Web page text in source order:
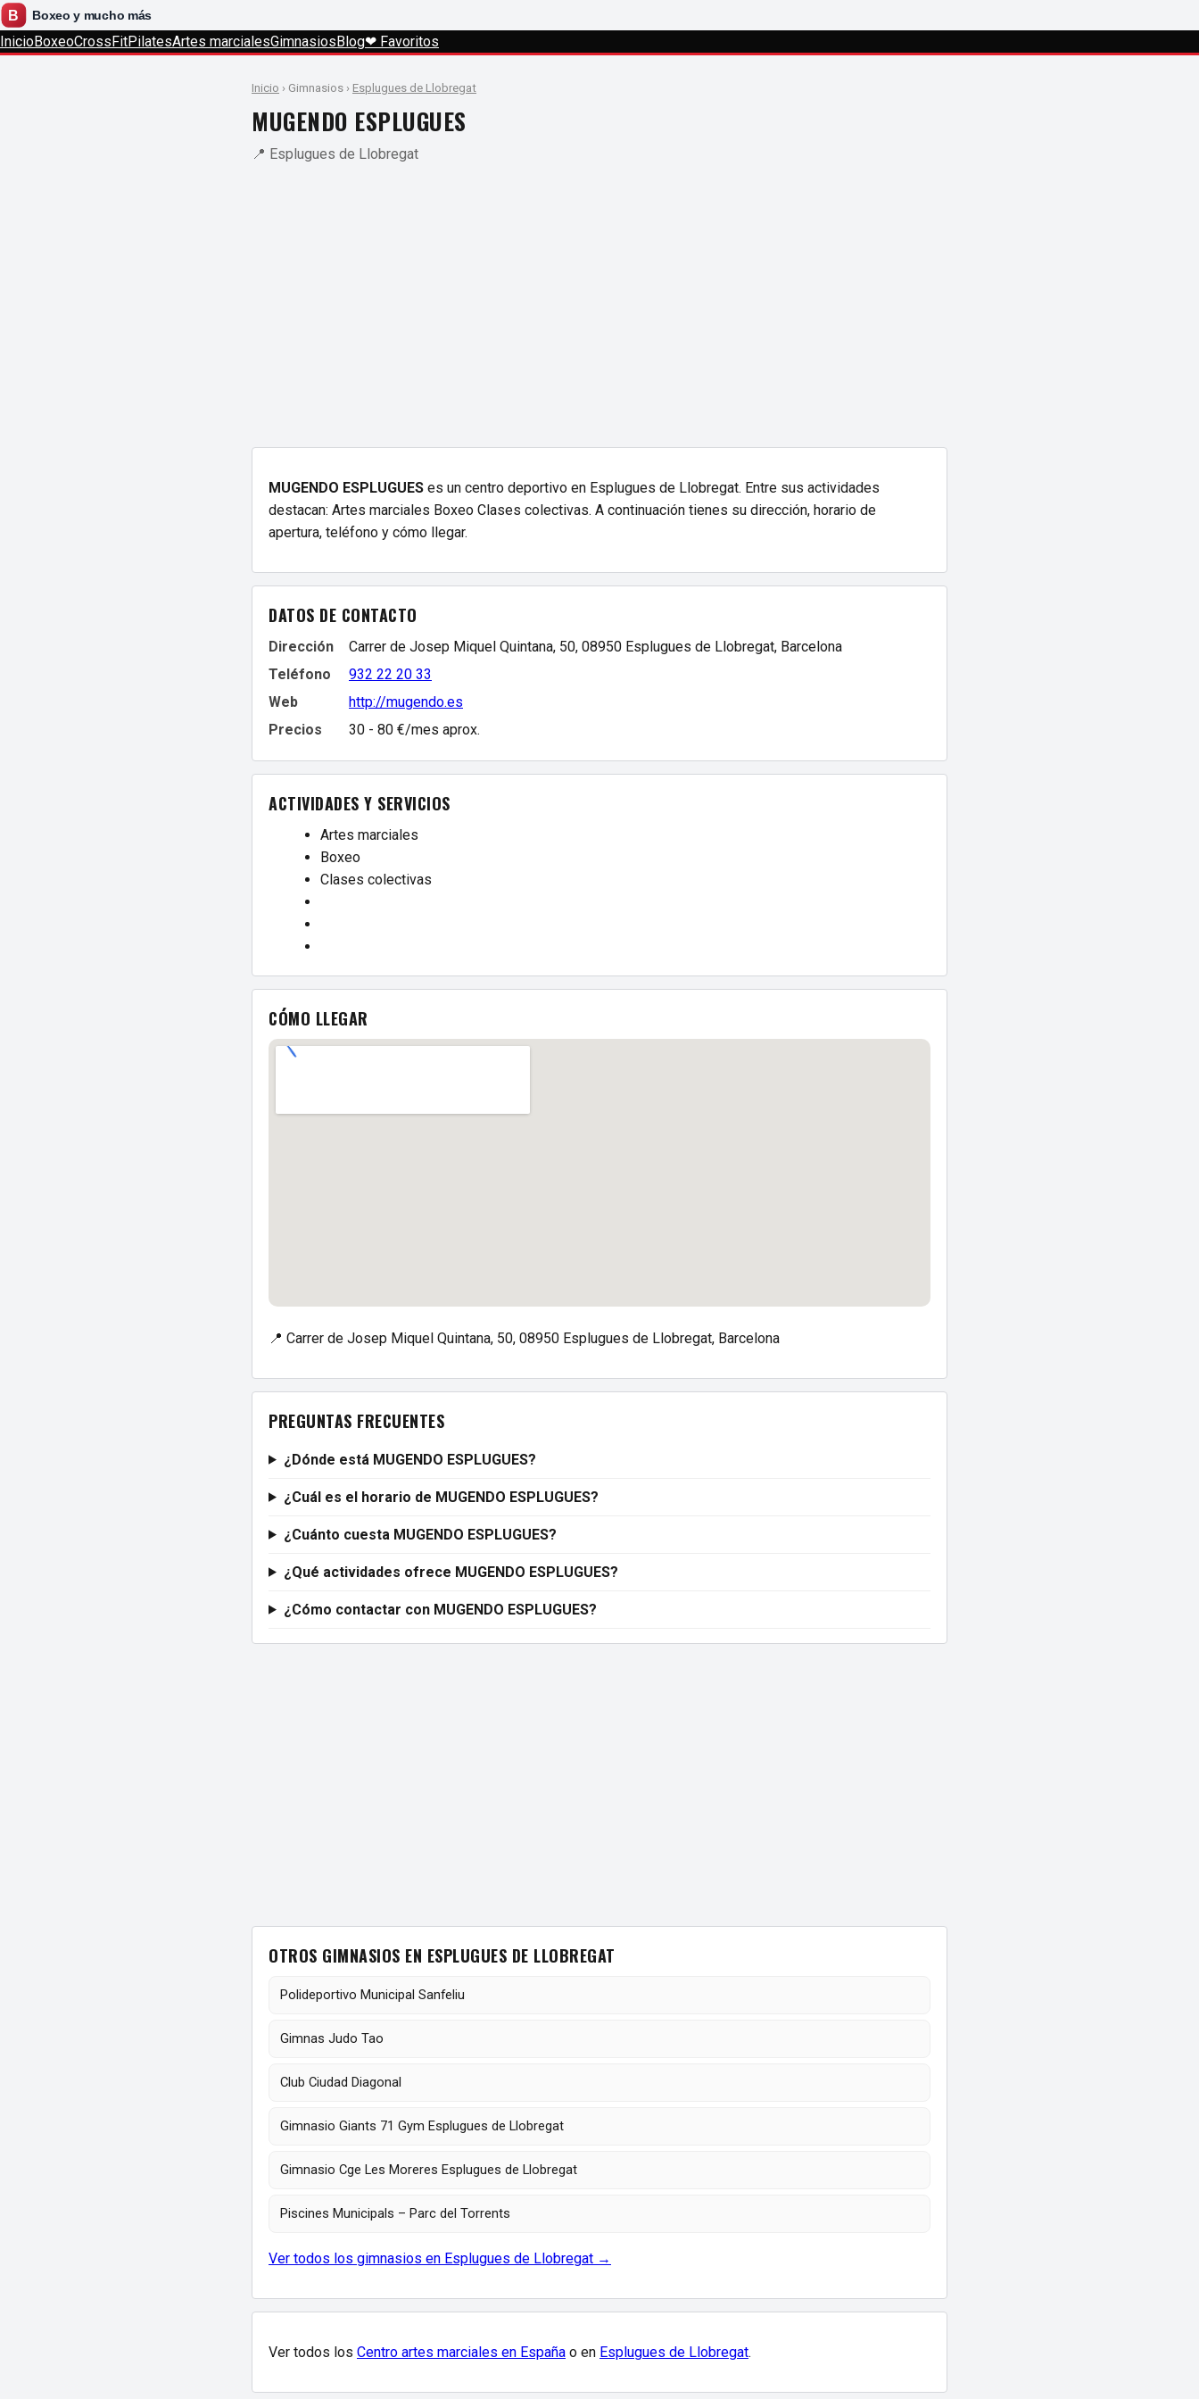
InicioBoxeoCrossFitPilatesArtes marcialesGimnasiosBlog❤ Favoritos
Inicio › Gimnasios › Esplugues de Llobregat
MUGENDO ESPLUGUES
📍 Esplugues de Llobregat
MUGENDO ESPLUGUES es un centro deportivo en Esplugues de Llobregat. Entre sus actividades
destacan: Artes marciales Boxeo Clases colectivas. A continuación tienes su dirección, horario de
apertura, teléfono y cómo llegar.
DATOS DE CONTACTO
Dirección
Carrer de Josep Miquel Quintana, 50, 08950 Esplugues de Llobregat, Barcelona
Teléfono
932 22 20 33
Web
http://mugendo.es
Precios
30 - 80 €/mes aprox.
ACTIVIDADES Y SERVICIOS
Artes marciales
Boxeo
Clases colectivas
CÓMO LLEGAR
📍 Carrer de Josep Miquel Quintana, 50, 08950 Esplugues de Llobregat, Barcelona
PREGUNTAS FRECUENTES
¿Dónde está MUGENDO ESPLUGUES?
¿Cuál es el horario de MUGENDO ESPLUGUES?
¿Cuánto cuesta MUGENDO ESPLUGUES?
¿Qué actividades ofrece MUGENDO ESPLUGUES?
¿Cómo contactar con MUGENDO ESPLUGUES?
OTROS GIMNASIOS EN ESPLUGUES DE LLOBREGAT
Polideportivo Municipal Sanfeliu
Gimnas Judo Tao
Club Ciudad Diagonal
Gimnasio Giants 71 Gym Esplugues de Llobregat
Gimnasio Cge Les Moreres Esplugues de Llobregat
Piscines Municipals – Parc del Torrents
Ver todos los gimnasios en Esplugues de Llobregat →
Ver todos los Centro artes marciales en España o en Esplugues de Llobregat.